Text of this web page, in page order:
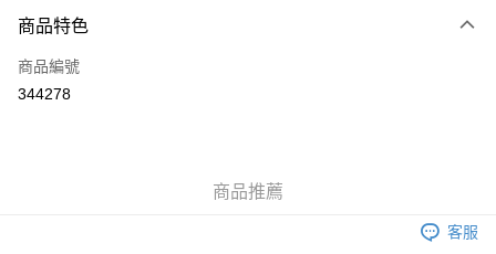
信用卡
Apple Pay
商品特色
商品編號
344278
商品推薦
客服